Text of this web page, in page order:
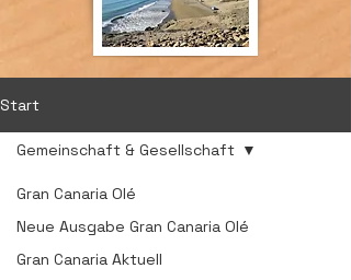
Start
Gran Canaria Olé
Neue Ausgabe Gran Canaria Olé
Gran Canaria Aktuell
Gemeinschaft & Gesellschaft